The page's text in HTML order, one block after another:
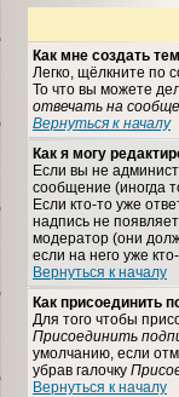
Как мне создать
Легко, щёлкните по
То что вы можете
отвечать на
Вернуться к началу
Как я могу
Если вы не
сообщение (иногда
Если кто-то уже
надпись не
модератор (они
если на него уже
Вернуться к началу
Как присоединить
Для того чтобы
Присоединить
умолчанию, если
убрав галочку
Вернуться к началу